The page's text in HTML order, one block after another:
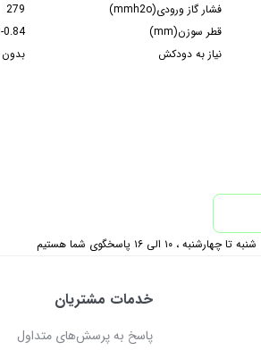
فشار گاز ورودی(mmh2o)
279
قطر سوزن(mm)
0.84
نیاز به دودکش
شنبه تا چهارشنبه ، ۱۰ الی ۱۶ پاسخگوی شما هستیم
خدمات مشتریان
پاسخ به پرسش‌های متداول